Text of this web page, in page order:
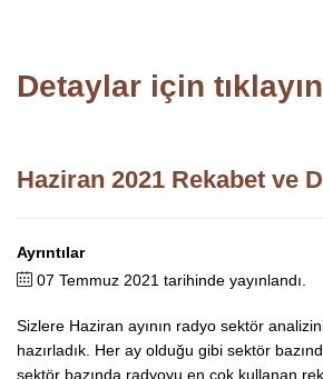
Detaylar için
Haziran 2021 Rekabet ve
Ayrıntılar
07 Temmuz 2021 tarihinde yayınlandı.
Sizlere Haziran ayının radyo sektör
hazırladık. Her ay olduğu gibi sektör
sektör bazında radyoyu en çok kullanan